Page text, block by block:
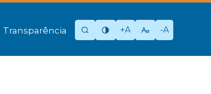
Transparência +A -A